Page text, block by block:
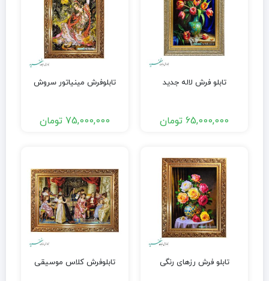
تابلو فرش لاله جدید
65,000,000 تومان
تابلوفرش مینیاتور سروش
75,000,000 تومان
تابلو فرش رزهای رنگی تابلوفرش کلاس موسیقی